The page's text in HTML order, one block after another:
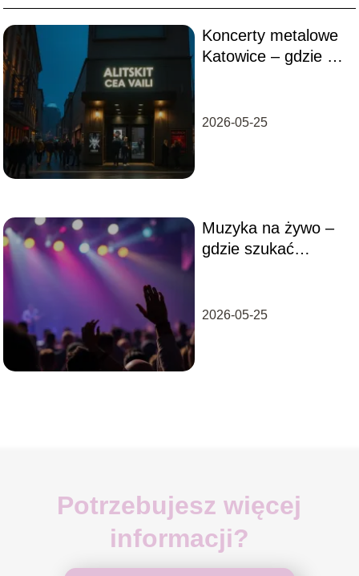
Koncerty metalowe
Katowice – gdzie się
2026-05-25
Muzyka na żywo –
gdzie szukać
2026-05-25
Potrzebujesz więcej
informacji?